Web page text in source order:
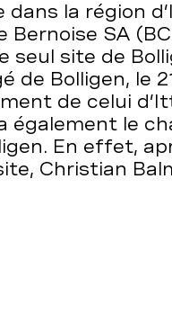
la région
Bernoise SA
seul site de
de Bolligen, le
de celui
également le
En effet,
Christian